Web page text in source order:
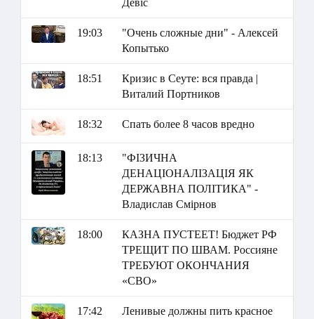
19:03
"Очень сложные дни" - Алексей
Копытько
18:51
Кризис в Сеуте: вся правда |
Виталий Портников
18:32 Спать более 8 часов вредно
18:13
"ФІЗИЧНА
ДЕНАЦІОНАЛІЗАЦІЯ ЯК
ДЕРЖАВНА ПОЛІТИКА" -
Владислав Смірнов
18:00
КАЗНА ПУСТЕЕТ! Бюджет РФ
ТРЕЩИТ ПО ШВАМ. Россияне
ТРЕБУЮТ ОКОНЧАНИЯ
«СВО»
17:42
Ленивые должны пить красное